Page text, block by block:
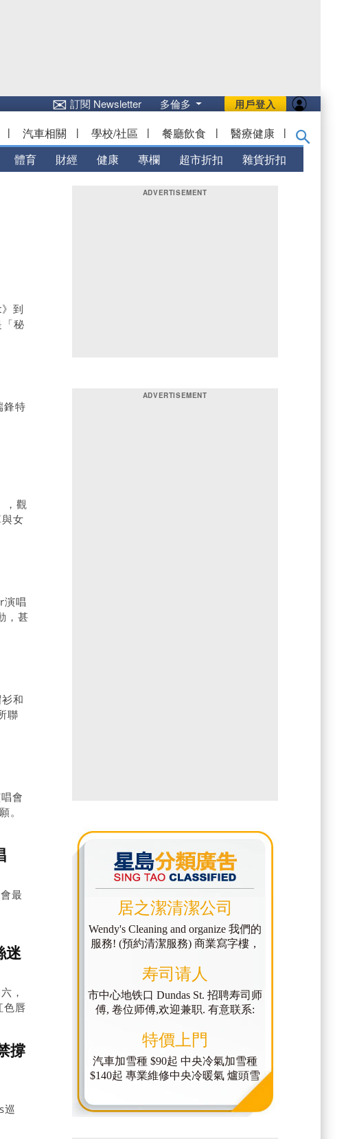
用戶登入
✉訂閱 Newsletter 多倫多
| 汽車相關 | 學校/社區 | 餐廳飲食 | 醫療健康 |
體育 財經 健康 專欄 超市折扣 雜貨折扣
到
秘
鋒特
，觀
女
演唱
，甚
和
聯
會
。
最
迷
，
色唇
撐
巡